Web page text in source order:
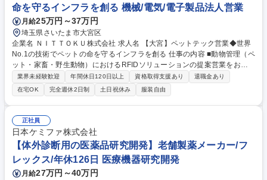
命を守るインフラを創る 機械/電気/電子製品法人営業
月給25万円～37万円
埼玉県さいたま市大宮区
企業名 ＮＩＴＴＯＫＵ株式会社 求人名 【大宮】ペットテック営業◆世界
No.1の技術でペットの命を守るインフラを創る 仕事の内容 ■動物管理（ペ
ット・家畜・野生動物）におけるRFIDソリューションの提案営業をお任
せします。迷子ペットの削減や家畜の個体管理の効率化といった課題を解
決する社会貢献性の高いお仕事です。 【具体的には】動物医薬の商社や、
地方自治体、獣医師会、ペットショップ本部などへ、生体に埋め込む極小
マイクロチップ（RFIDタグ）の提案を行います。当社製品は独自の巻線
技術により、小型ながら圧倒的な感度と耐久性を誇ります。【入社後】知
識は後からで全く問題ありません！入社者研修OJTで、拡販にむけて取り
組んでいただきます。ペットテックでは国内唯一のメーカーですので、引
き合いも多く大きな需要もございます！ 募集職種 【大宮】ペットテック
営業◆世界No.1の技術でペットの命を守るインフラを創る
業界未経験歓迎 年間休日120日以上 資格取得支援あり
退職金あり
在宅OK
完全週休2日制 土日祝休み 服装自由
正社員
日本ケミファ株式会社
【体外診断用の医薬品研究開発】老舗製薬メーカー/フ
レックス/年休126日 医療機器研究開発
月給27万円～40万円